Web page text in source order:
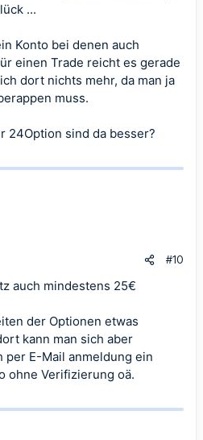
...
Konto bei denen auch
einen Trade reicht es gerade
dort nichts mehr, da man ja
muss.
24Option sind da besser?
#10
auch mindestens 25€
der Optionen etwas
kann man sich aber
E-Mail anmeldung ein
ohne Verifizierung oä.